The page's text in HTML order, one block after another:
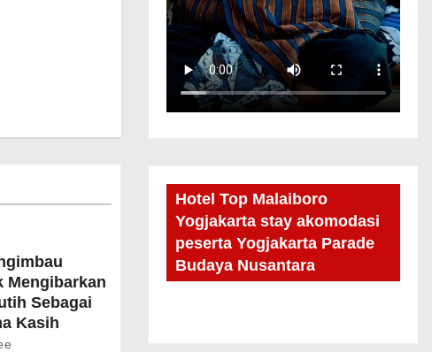
Mengibarkan
Sebagai
Kasih
Hotel Top Malaiboro
Yogjakarta stay akomodasi
peserta Yogjakarta Parade
Budaya Nusantara